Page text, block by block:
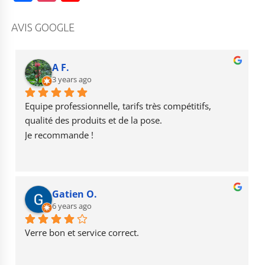
a
c
b
o
o
k
st
a
r
a
m
b
e
AVIS GOOGLE
A F.
3 years ago
Equipe professionnelle, tarifs très compétitifs,
qualité des produits et de la pose.
Je recommande !
Gatien O.
6 years ago
Verre bon et service correct.